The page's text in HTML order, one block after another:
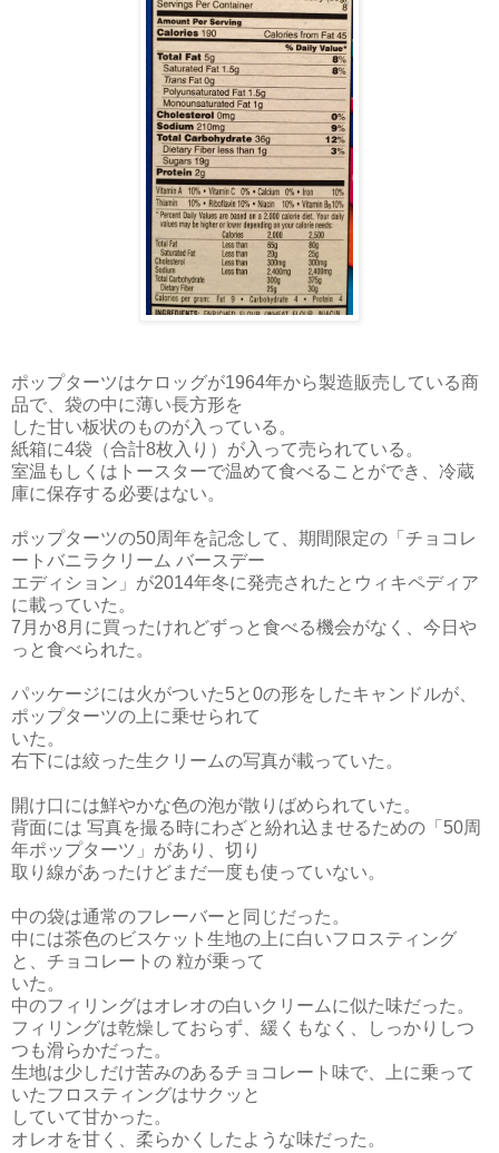
ポップターツはケロッグが1964年から製造販売している商
品で、袋の中に薄い長方形を
した甘い板状のものが入っている。
紙箱に4袋（合計8枚入り）が入って売られている。
室温もしくはトースターで温めて食べることができ、冷蔵
庫に保存する必要はない。
ポップターツの50周年を記念して、期間限定の「チョコレ
ートバニラクリーム バースデー
エディション」が2014年冬に発売されたとウィキペディア
に載っていた。
7月か8月に買ったけれどずっと食べる機会がなく、今日や
っと食べられた。
パッケージには火がついた5と0の形をしたキャンドルが、
ポップターツの上に乗せられて
いた。
右下には絞った生クリームの写真が載っていた。
開け口には鮮やかな色の泡が散りばめられていた。
背面には 写真を撮る時にわざと紛れ込ませるための「50周
年ポップターツ」があり、切り
取り線があったけどまだ一度も使っていない。
中の袋は通常のフレーバーと同じだった。
中には茶色のビスケット生地の上に白いフロスティング
と、チョコレートの 粒が乗って
いた。
中のフィリングはオレオの白いクリームに似た味だった。
フィリングは乾燥しておらず、緩くもなく、しっかりしつ
つも滑らかだった。
生地は少しだけ苦みのあるチョコレート味で、上に乗って
いたフロスティングはサクッと
していて甘かった。
オレオを甘く、柔らかくしたような味だった。